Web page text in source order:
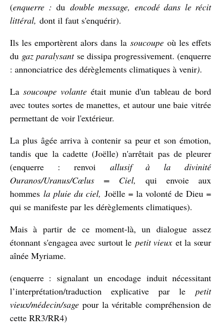
(enquerre : du double message, encodé dans le récit
littéral, dont il faut s'enquérir).
Ils les emportèrent alors dans la soucoupeoù les effets
du gaz paralysantse dissipa progressivement. (enquerre
: annonciatrice des dérèglements climatiques à venir).
Lasoucoupe volanteétait munie d'un tableau de bord
avec toutes sortes de manettes, et autour une baie vitrée
permettant de voir l'extérieur.
La plus âgée arriva à contenir sa peur et son émotion,
tandis que la cadette (Joëlle) n'arrêtait pas de pleurer
(enquerre : renvoi allusif à la divinité
Ouranos/Uranus/Cœlus = Ciel,qui envoie aux
hommes la pluie du ciel, Joëlle = la volonté de Dieu =
qui se manifeste par les dérèglements climatiques).
Mais à partir de ce moment-là, un dialogue assez
étonnant s'engagea avec surtout le petit vieux et la sœur
aînée Myriame.
(enquerre : signalant un encodage induit nécessitant
l’interprétation/traduction explicative par le petit
vieux/médecin/sage pour la véritable compréhension de
cette RR3/RR4)